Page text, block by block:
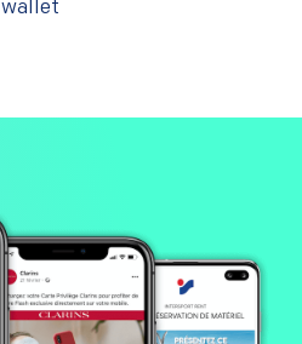
wallet